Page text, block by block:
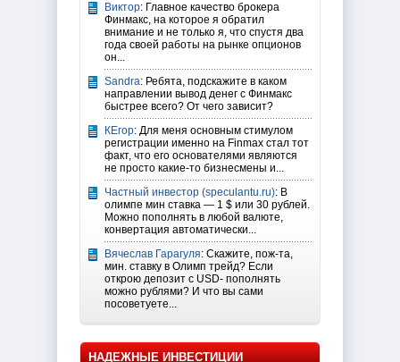
Виктор: Главное качество брокера
Финмакс, на которое я обратил
внимание и не только я, что спустя два
года своей работы на рынке опционов
он...
Sandra: Ребята, подскажите в каком
направлении вывод денег с Финмакс
быстрее всего? От чего зависит?
КЕгор: Для меня основным стимулом
регистрации именно на Finmax стал тот
факт, что его основателями являются
не просто какие-то бизнесмены и...
Частный инвестор (speculantu.ru): В
олимпе мин ставка — 1 $ или 30 рублей.
Можно пополнять в любой валюте,
конвертация автоматически...
Вячеслав Гарагуля: Скажите, пож-та,
мин. ставку в Олимп трейд? Если
открою депозит с USD- пополнять
можно рублями? И что вы сами
посоветуете...
НАДЕЖНЫЕ ИНВЕСТИЦИИ